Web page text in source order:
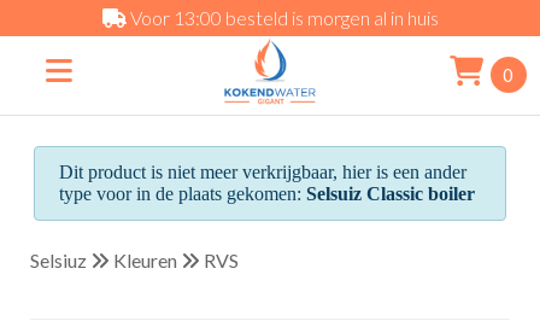
Voor 13:00 besteld is morgen al in huis
0
Dit product is niet meer verkrijgbaar, hier is een ander
type voor in de plaats gekomen:Selsuiz Classic boiler
Selsiuz Kleuren RVS